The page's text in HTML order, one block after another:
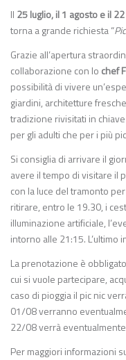
Il 25 luglio, il 1 agosto e il
torna a grande richiesta “
Grazie all’apertura
collaborazione con lo chef
possibilità di vivere
giardini, architetture
tradizione rivisitati in
per gli adulti che per i più
Si consiglia di arrivare il
avere il tempo di visitare il
con la luce del tramonto
ritirare, entro le 19.30, i
illuminazione artificiale,
intorno alle 21:15. L’ultimo
La prenotazione è
cui si vuole partecipare,
caso di pioggia il pic nic
01/08 verranno
22/08 verrà
Per maggiori informazioni